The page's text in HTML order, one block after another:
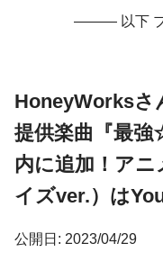
——— 以下
HoneyWorksさ
提供楽曲『最
内に追加！ア
イズver.）は
公開日: 2023/04/29